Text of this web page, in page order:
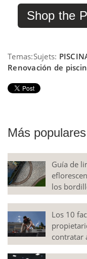
Shop the
Temas:Sujets:
Renovación de
Más populares
Guía de
los
Los 10
contratar